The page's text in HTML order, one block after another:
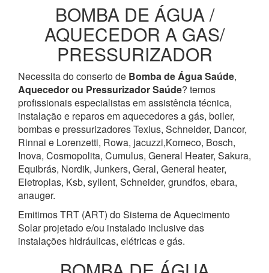
BOMBA DE ÁGUA /
AQUECEDOR A GAS/
PRESSURIZADOR
Necessita do conserto de Bomba de ÁguaSaúde,
Aquecedor ou PressurizadorSaúde? temos
profissionais especialistas em assistência técnica,
instalação e reparos em aquecedores a gás, boiler,
bombas e pressurizadores Texius, Schneider, Dancor,
Rinnai e Lorenzetti, Rowa, jacuzzi,Komeco, Bosch,
Inova, Cosmopolita, Cumulus, General Heater, Sakura,
Equibrás, Nordik, Junkers, Geral, General heater,
Eletroplas, Ksb, syllent, Schneider, grundfos, ebara,
anauger.
Emitimos TRT (ART) do Sistema de Aquecimento
Solar projetado e/ou instalado inclusive das
instalações hidráulicas, elétricas e gás.